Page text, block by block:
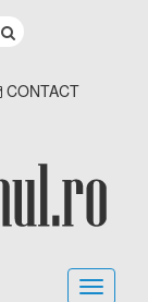
CONTACT